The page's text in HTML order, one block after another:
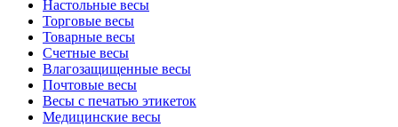
Настольные весы
Торговые весы
Товарные весы
Счетные весы
Влагозащищенные весы
Почтовые весы
Весы с печатью этикеток
Медицинские весы